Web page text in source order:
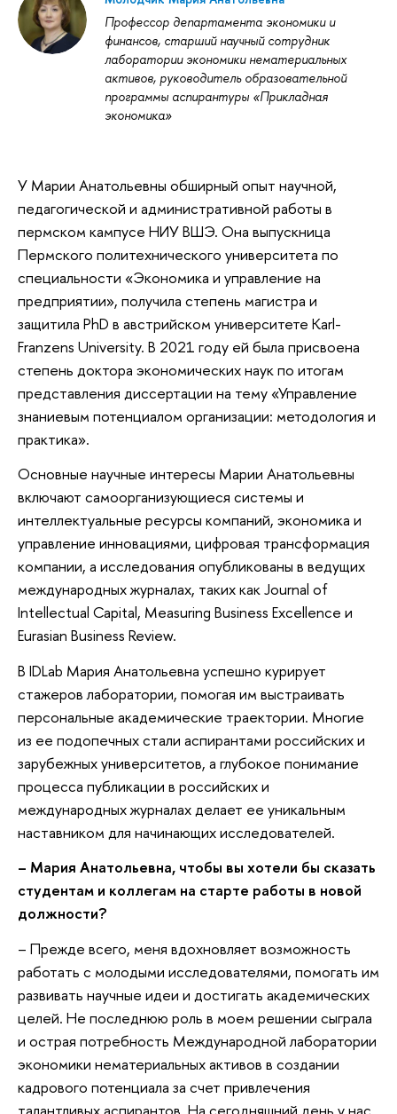
Профессор департамента экономики и
финансов, старший научный сотрудник
лаборатории экономики нематериальных
активов, руководитель образовательной
программы аспирантуры «Прикладная
экономика»
У Марии Анатольевны обширный опыт научной,
педагогической и административной работы в
пермском кампусе НИУ ВШЭ. Она выпускница
Пермского политехнического университета по
специальности «Экономика и управление на
предприятии», получила степень магистра и
защитила PhD в австрийском университете Karl-
Franzens University. В 2021 году ей была присвоена
степень доктора экономических наук по итогам
представления диссертации на тему «Управление
знаниевым потенциалом организации: методология и
практика».
Основные научные интересы Марии Анатольевны
включают самоорганизующиеся системы и
интеллектуальные ресурсы компаний, экономика и
управление инновациями, цифровая трансформация
компании, а исследования опубликованы в ведущих
международных журналах, таких как Journal of
Intellectual Capital, Measuring Business Excellence и
Eurasian Business Review.
В IDLab Мария Анатольевна успешно курирует
стажеров лаборатории, помогая им выстраивать
персональные академические траектории. Многие
из ее подопечных стали аспирантами российских и
зарубежных университетов, а глубокое понимание
процесса публикации в российских и
международных журналах делает ее уникальным
наставником для начинающих исследователей.
– Мария Анатольевна, чтобы вы хотели бы сказать
студентам и коллегам на старте работы в новой
должности?
– Прежде всего, меня вдохновляет возможность
работать с молодыми исследователями, помогать им
развивать научные идеи и достигать академических
целей. Не последнюю роль в моем решении сыграла
и острая потребность Международной лаборатории
экономики нематериальных активов в создании
кадрового потенциала за счет привлечения